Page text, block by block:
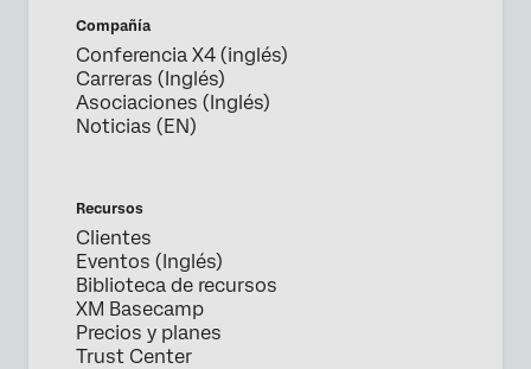
Teléfono*
País*
Privacy
Optin
Al proporcionar esta información, autorizas que podremos
procesar tus datos personales de acuerdo con nuestra
política de privacidad
Compañía
Conferencia X4 (inglés)
Carreras (Inglés)
Asociaciones (Inglés)
Noticias (EN)
Recursos
Clientes
Eventos (Inglés)
Biblioteca de recursos
XM Basecamp
Precios y planes
Trust Center